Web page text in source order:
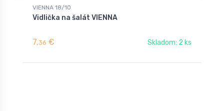
VIENNA 18/10
Vidlička na šalát VIENNA
7,36 € Skladom: 2 ks